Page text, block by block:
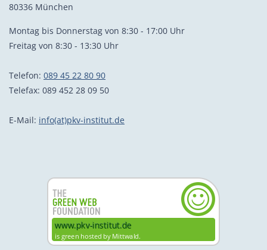
80336 München
Montag bis Donnerstag von 8:30 - 17:00 Uhr
Freitag von 8:30 - 13:30 Uhr
Telefon: 089 45 22 80 90
Telefax: 089 452 28 09 50
E-Mail: info(at)pkv-institut.de